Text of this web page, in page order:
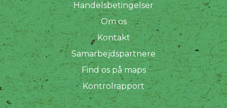
Handelsbetingelser
Om os
Kontakt
Samarbejdspartnere
Find os på maps
Kontrolrapport